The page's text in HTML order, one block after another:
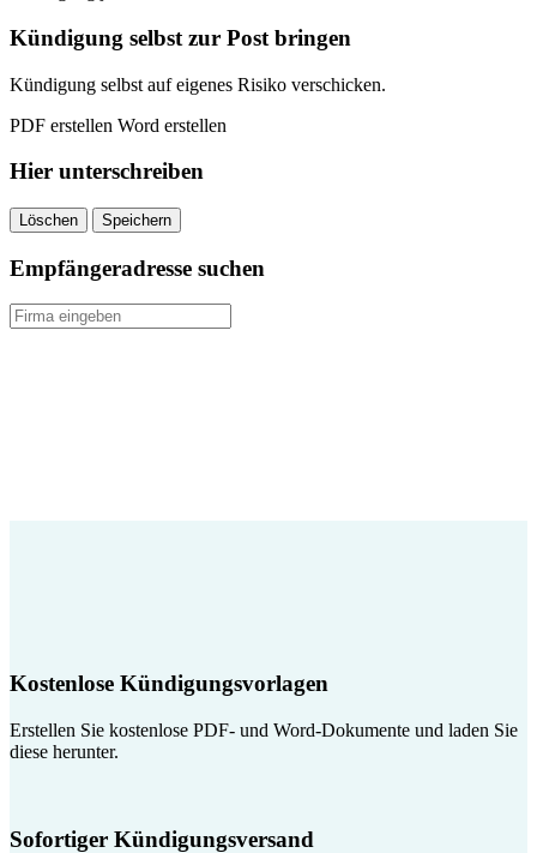
Versicherung
kündigen
quantity
Kündigung selbst zur Post bringen
Kündigung selbst auf eigenes Risiko verschicken.
PDF erstellen Word erstellen
Hier unterschreiben
Löschen Speichern
Empfängeradresse suchen
Kostenlose Kündigungsvorlagen
Erstellen Sie kostenlose PDF- und Word-Dokumente und laden Sie
diese herunter.
Sofortiger Kündigungsversand